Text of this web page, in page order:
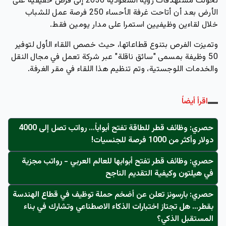
الأرض بعد أن أتاحت غرفة الأحساء 250 فرصة عمل
للشباب
خلال لقاءين وظيفيين استمرا على مدار يومين فقط.
وتميزت الفرص بتنوع قطاعاتها، حيث خصص اللقاء الأول لتوفير
50 وظيفة بمسمى "سائق ناقلة"
عبر شركة تعمل في مجال النقل
والخدمات اللوجستية، وتم تنظيم هذا اللقاء في مقر الغرفة.
اقرأ أيضاً
حصري: وظائف قطر للطاقة تفتح أبواباً… رواتب تصل إلى 4000
دولار وأكثر من 1000 فرصة للجنسيات!
حصري: وظائف قطر تفتح أبوابها للعالم العربي - رواتب مجزية
في هيلتون وكيفية التقديم الناجح
حصري: بارسونز تعلن عن أضخم حملة توظيف في قطاع الهندسة
بقطر… هل تجتاز اختبارات الذكاء الاصطناعي وتشارك في بناء
المستقبل الذكي؟